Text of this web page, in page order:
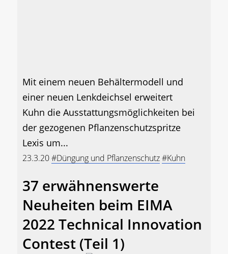
Mit einem neuen Behältermodell und
einer neuen Lenkdeichsel erweitert
Kuhn die Ausstattungsmöglichkeiten bei
der gezogenen Pflanzenschutzspritze
Lexis um...
23.3.20#Düngung und Pflanzenschutz#Kuhn
37 erwähnenswerte
Neuheiten beim EIMA
2022 Technical Innovation
Contest (Teil 1)